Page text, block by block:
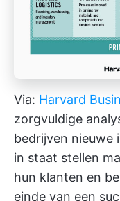
Via: Harvard
zorgvuldige
bedrijven nieuwe
in staat stellen
hun klanten en
einde van een